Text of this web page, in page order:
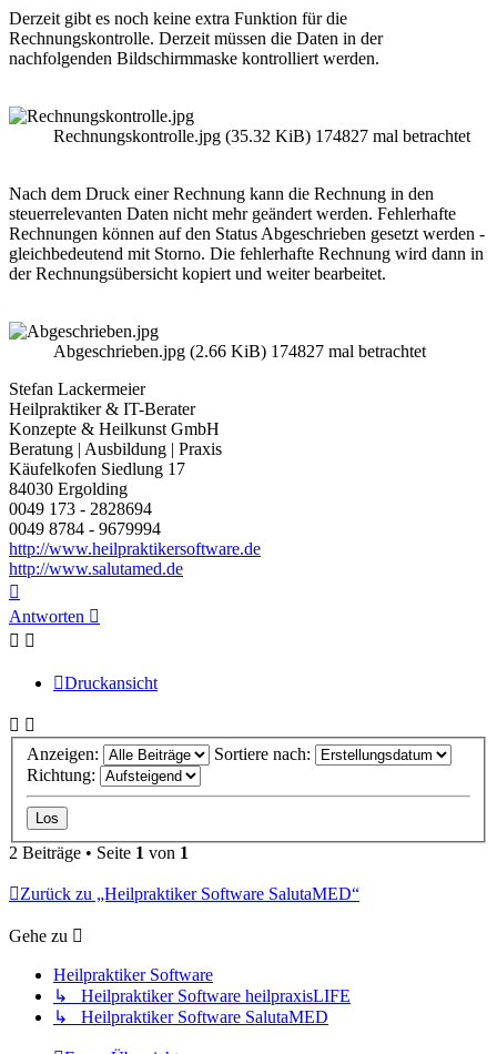
Derzeit gibt es noch keine extra Funktion für die
Rechnungskontrolle. Derzeit müssen die Daten in der
nachfolgenden Bildschirmmaske kontrolliert werden.
Rechnungskontrolle.jpg (35.32 KiB) 174827 mal betrachtet
Nach dem Druck einer Rechnung kann die Rechnung in den
steuerrelevanten Daten nicht mehr geändert werden. Fehlerhafte
Rechnungen können auf den Status Abgeschrieben gesetzt werden -
gleichbedeutend mit Storno. Die fehlerhafte Rechnung wird dann in
der Rechnungsübersicht kopiert und weiter bearbeitet.
Abgeschrieben.jpg (2.66 KiB) 174827 mal betrachtet
Stefan Lackermeier
Heilpraktiker & IT-Berater
Konzepte & Heilkunst GmbH
Beratung | Ausbildung | Praxis
Käufelkofen Siedlung 17
84030 Ergolding
0049 173 - 2828694
0049 8784 - 9679994
http://www.heilpraktikersoftware.de
http://www.salutamed.de
oben
Antworten
Druckansicht
Anzeigen:
Sortiere nach:
Richtung:
2 Beiträge • Seite 1 von 1
Zurück zu „Heilpraktiker Software SalutaMED“
Gehe zu
Heilpraktiker Software
↳ Heilpraktiker Software heilpraxisLIFE
↳ Heilpraktiker Software SalutaMED